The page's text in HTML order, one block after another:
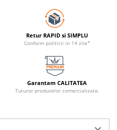
Retur RAPID si SIMPLU
Conform politicii in 14 zile*
Garantam CALITATEA
Tuturor produselor comercializate.